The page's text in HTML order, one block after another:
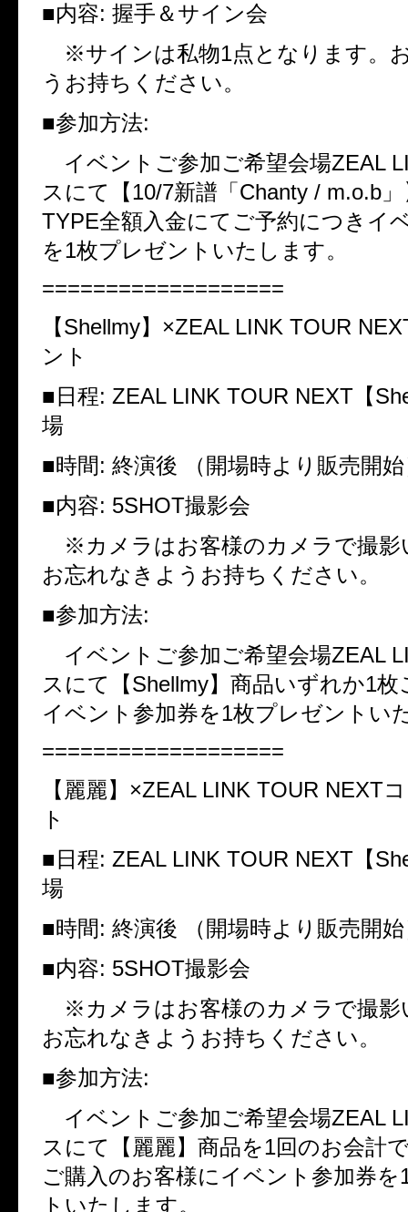
■内容: 握手＆サイン会
※サインは私物1点となります。
うお持ちください。
■参加方法:
イベントご参加ご希望会場ZEAL
スにて【10/7新譜「 Chanty / m.o.b
TYPE全額入金にてご予約につきイ
を1枚プレゼントいたします。
===================
【Shellmy】 ×ZEAL LINK TOUR
ント
■ 日程: ZEAL LINK TOUR NEXT 【
場
■時間: 終演後 （開場時より販売開
■内容: 5SHOT撮影会
※カメラはお客様のカメラで撮影
お忘れなきようお持ちください。
■参加方法:
イベントご参加ご希望会場ZEAL
スにて【Shellmy】商品いずれか1枚
イベント参加券を1枚プレゼントい
===================
【麗麗】 ×ZEAL LINK TOUR NEXT
ト
■ 日程: ZEAL LINK TOUR NEXT 【
場
■時間: 終演後 （開場時より販売開
■内容: 5SHOT撮影会
※カメラはお客様のカメラで撮影
お忘れなきようお持ちください。
■参加方法:
イベントご参加ご希望会場ZEAL
スにて【麗麗】商品を1回のお会計
ご購入のお客様にイベント参加券を
トいたします。